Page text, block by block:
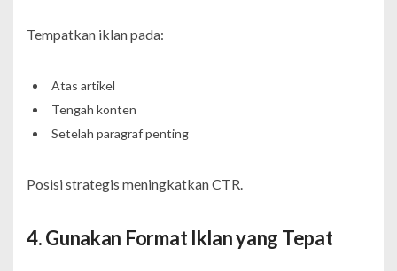
Tempatkan iklan pada:
Atas artikel
Tengah konten
Setelah paragraf penting
Posisi strategis meningkatkan CTR.
4. Gunakan Format Iklan yang Tepat